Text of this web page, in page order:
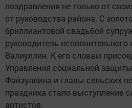
поздравления не только от
от руководства района. С
бриллиантовой свадьбой
руководитель исполнительного
Валиуллин. К его словам
Управления социальной
Файзуллина и главы сельских
праздника стало выступление
артистов.